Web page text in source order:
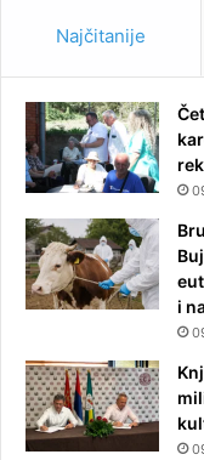
Najčitanije
i